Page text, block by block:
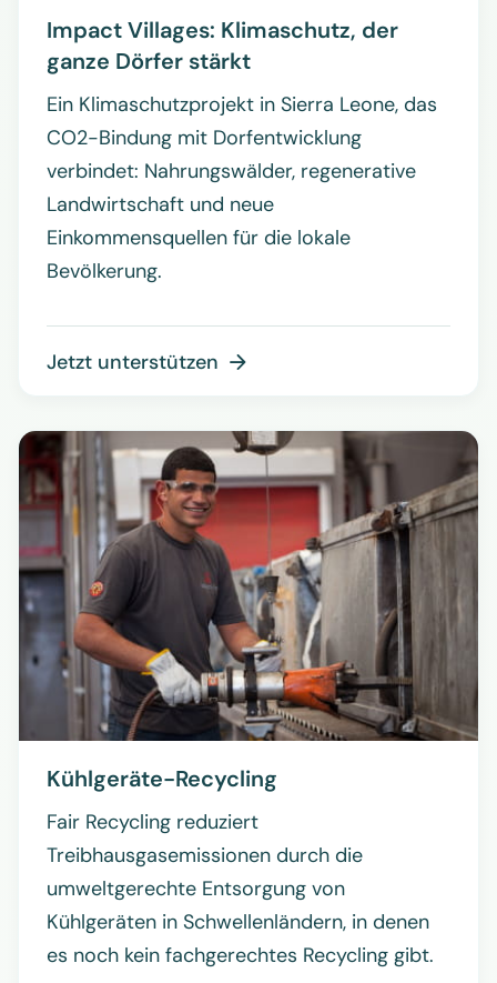
Impact Villages: Klimaschutz, der
ganze Dörfer stärkt
Ein Klimaschutzprojekt in Sierra Leone, das
CO2-Bindung mit Dorfentwicklung
verbindet: Nahrungswälder, regenerative
Landwirtschaft und neue
Einkommensquellen für die lokale
Bevölkerung.
Jetzt unterstützen 
Kühlgeräte-Recycling
Fair Recycling reduziert
Treibhausgasemissionen durch die
umweltgerechte Entsorgung von
Kühlgeräten in Schwellenländern, in denen
es noch kein fachgerechtes Recycling gibt.